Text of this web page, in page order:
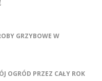
GRZYBOWE W
OGRÓD PRZEZ CAŁY ROK